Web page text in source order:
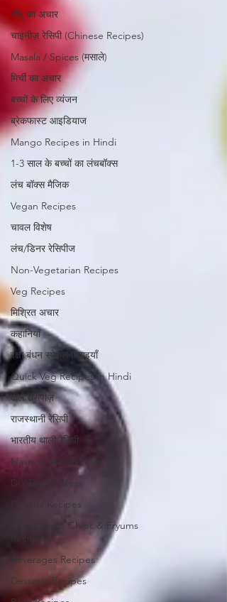
नींबू का अचार
चाइनीज़ रेसिपी (Chinese Recipes)
Masala / Spices (मसाले)
मिर्ची का अचार
बच्चों के लिए व्यंजन
ब्रेकफास्ट आइडियाज
Mango Recipes in Hindi
1-3 साल के बच्चों का लंचबॉक्स
लंच बॉक्स मैजिक
Vegan Recipes
चावल विशेष
लंच/डिनर रेसिपीज
Non-Vegetarian Recipes
Veg Recipes
मिश्रित अचार
कहानियाँ
रक्षा बंधन स्पेशल मिठाइयाँ
Quick Veg Recipes in Hindi
दाल रेसिपीज़
राजस्थानी रेसिपी
भारतीय थाली रेसिपी
Navratri Vrat Recipes
DIY Decor Ideas
Paratha Recipes
Aloo Papad, Chips & Fryums
Beverages Recipes
Desserts Recipes